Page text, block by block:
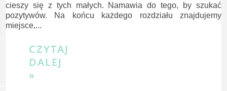
cieszy się z tych małych. Namawia do tego, by szukać
pozytywów. Na końcu każdego rozdziału znajdujemy
miejsce,...
CZYTAJ
DALEJ
»